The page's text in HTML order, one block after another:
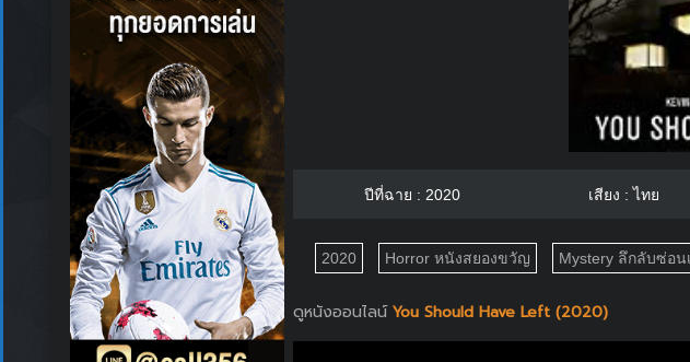
ปีที่ฉาย : 2020 เสียง : ไทย
2020 Horror หนังสยองขวัญ Mystery ลึกลับซ่อน
ดูหนังออนไลน์You Should Have Left (2020)